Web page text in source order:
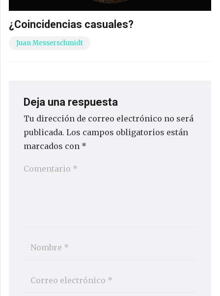
¿Coincidencias casuales?
Juan Messerschmidt
Deja una respuesta
Tu dirección de correo electrónico no será
publicada. Los campos obligatorios están
marcados con *